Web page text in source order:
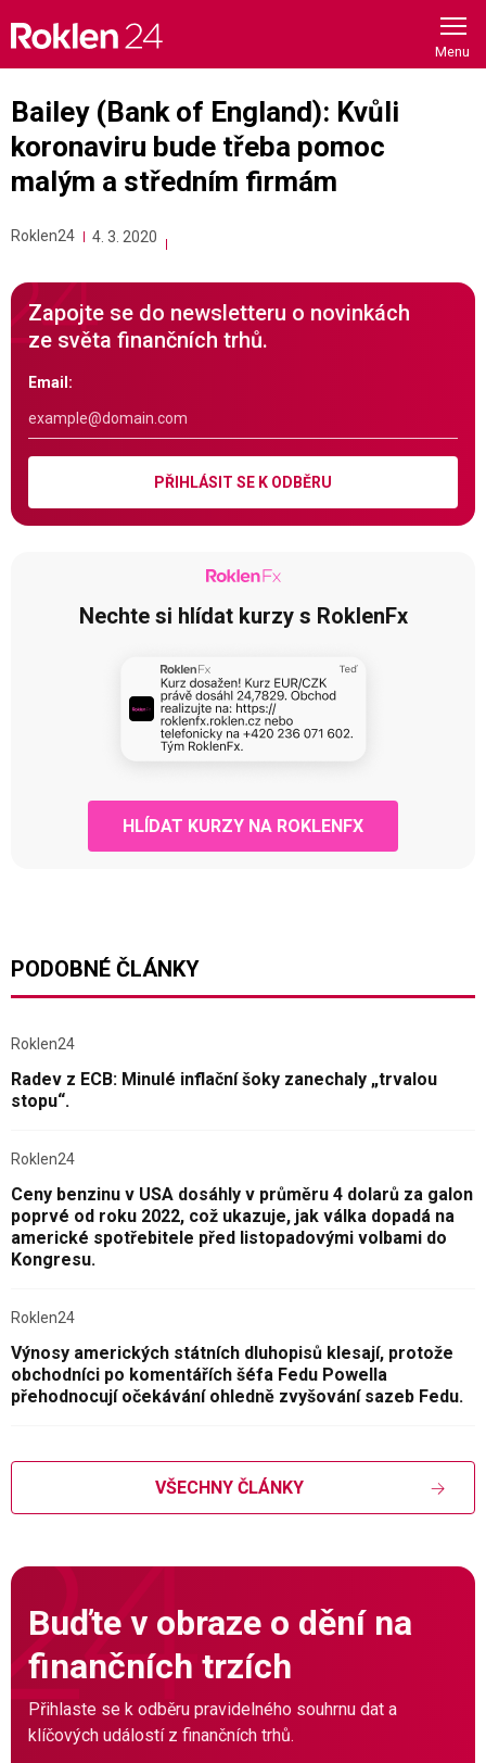
content
Bailey (Bank of England): Kvůli
koronaviru bude třeba pomoc
malým a středním firmám
Roklen24 4. 3. 2020
Zapojte se do newsletteru o novinkách
ze světa finančních trhů.
Email:
PŘIHLÁSIT SE K ODBĚRU
Nechte si hlídat kurzy s RoklenFx
HLÍDAT KURZY NA ROKLENFX
PODOBNÉ ČLÁNKY
Roklen24
Radev z ECB: Minulé inflační šoky zanechaly „trvalou
stopu“.
Roklen24
Ceny benzinu v USA dosáhly v průměru 4 dolarů za galon
poprvé od roku 2022, což ukazuje, jak válka dopadá na
americké spotřebitele před listopadovými volbami do
Kongresu.
Roklen24
Výnosy amerických státních dluhopisů klesají, protože
obchodníci po komentářích šéfa Fedu Powella
přehodnocují očekávání ohledně zvyšování sazeb Fedu.
VŠECHNY ČLÁNKY
Buďte v obraze o dění na
finančních trzích
Přihlaste se k odběru pravidelného souhrnu dat a
klíčových událostí z finančních trhů.